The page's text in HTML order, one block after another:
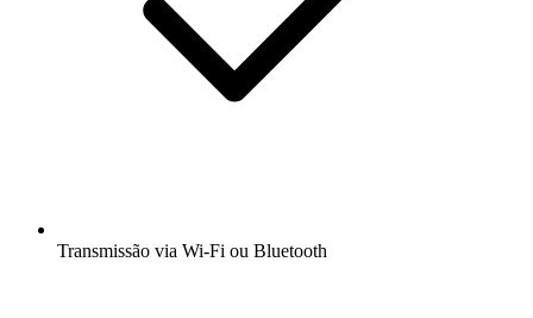
Transmissão via Wi-Fi ou Bluetooth